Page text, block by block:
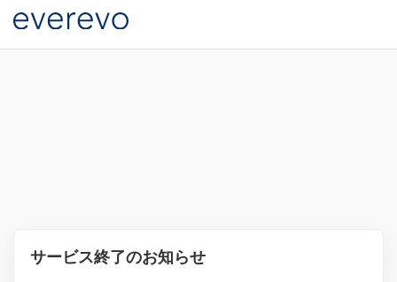
サービス終了のお知らせ